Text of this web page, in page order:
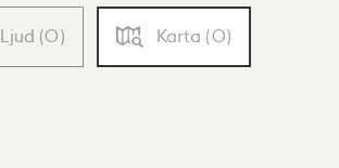
Ljud (0) Karta (0)